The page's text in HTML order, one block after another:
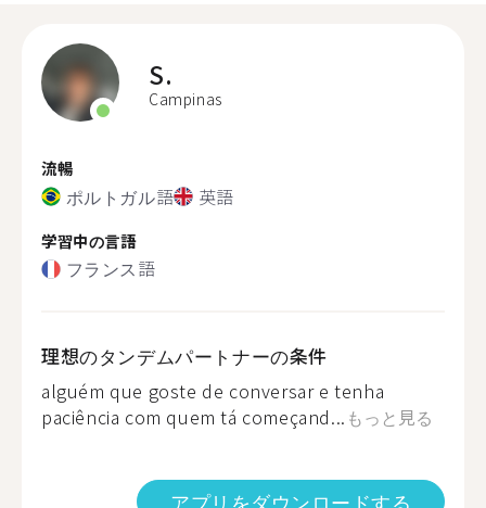
S.
Campinas
流暢
ポルトガル語 英語
学習中の言語
フランス語
理想のタンデムパートナーの条件
alguém que goste de conversar e tenha
paciência com quem tá começand... もっと見る
アプリをダウンロードする